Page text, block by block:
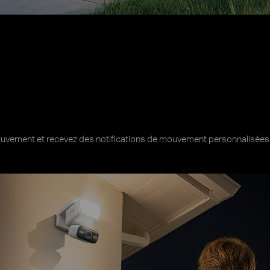
l'exposition au soleil grâce à un projecteur, une caméra et